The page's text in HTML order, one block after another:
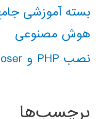
بسته آموزشی
هوش مصنوعی
نصب PHP و composer در ویندوز 10
برچسب‌ها